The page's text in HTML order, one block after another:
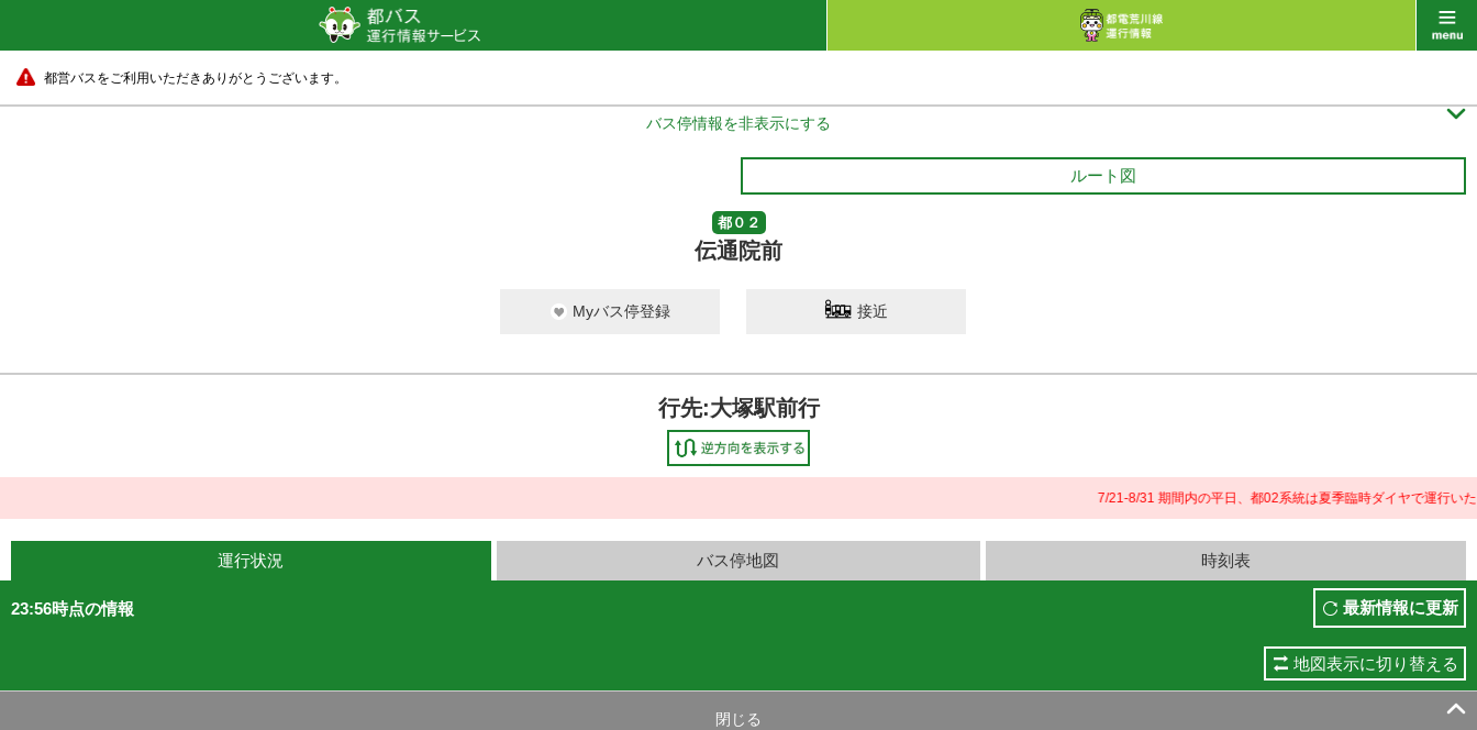
都営バスをご利用いただきありがとうございます。
バス停情報を非表示にする 
ルート図
都０２
伝通院前
Myバス停登録 接近
行先:大塚駅前行
7/21-8/31 期間内の平日、都02系統は夏季臨時ダイヤで運行いたしま
運行状況 バス停地図 時刻表
23:56時点の情報 最新情報に更新
地図表示に切り替える
閉じる 